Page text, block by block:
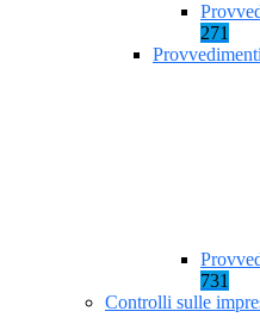
271
731
Controlli sulle